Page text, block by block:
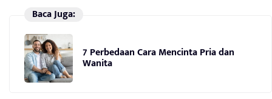
Baca Juga:
7 Perbedaan Cara Mencinta Pria dan
Wanita